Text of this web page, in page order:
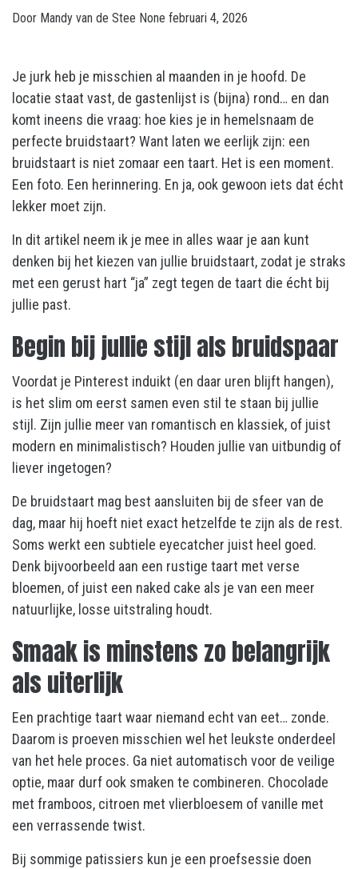
Door Mandy van de Stee None februari 4, 2026
Je jurk heb je misschien al maanden in je hoofd. De
locatie staat vast, de gastenlijst is (bijna) rond… en dan
komt ineens die vraag: hoe kies je in hemelsnaam de
perfecte bruidstaart? Want laten we eerlijk zijn: een
bruidstaart is niet zomaar een taart. Het is een moment.
Een foto. Een herinnering. En ja, ook gewoon iets dat écht
lekker moet zijn.
In dit artikel neem ik je mee in alles waar je aan kunt
denken bij het kiezen van jullie bruidstaart, zodat je straks
met een gerust hart “ja” zegt tegen de taart die écht bij
jullie past.
Begin bij jullie stijl als bruidspaar
Voordat je Pinterest induikt (en daar uren blijft hangen),
is het slim om eerst samen even stil te staan bij jullie
stijl. Zijn jullie meer van romantisch en klassiek, of juist
modern en minimalistisch? Houden jullie van uitbundig of
liever ingetogen?
De bruidstaart mag best aansluiten bij de sfeer van de
dag, maar hij hoeft niet exact hetzelfde te zijn als de rest.
Soms werkt een subtiele eyecatcher juist heel goed.
Denk bijvoorbeeld aan een rustige taart met verse
bloemen, of juist een naked cake als je van een meer
natuurlijke, losse uitstraling houdt.
Smaak is minstens zo belangrijk
als uiterlijk
Een prachtige taart waar niemand echt van eet… zonde.
Daarom is proeven misschien wel het leukste onderdeel
van het hele proces. Ga niet automatisch voor de veilige
optie, maar durf ook smaken te combineren. Chocolade
met framboos, citroen met vlierbloesem of vanille met
een verrassende twist.
Bij sommige patissiers kun je een proefsessie doen